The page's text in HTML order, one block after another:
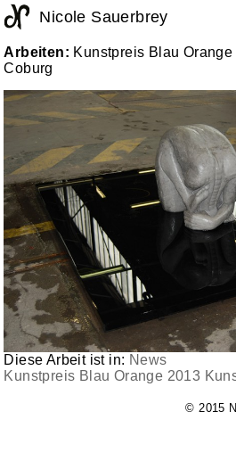
Nicole Sauerbrey
Arbeiten: Kunstpreis Blau
Coburg
Diese Arbeit ist in: News
Kunstpreis Blau Orange 2013
© 2015